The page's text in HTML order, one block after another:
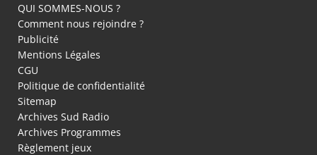
QUI SOMMES-NOUS ?
Comment nous rejoindre ?
Publicité
Mentions Légales
CGU
Politique de confidentialité
Sitemap
Archives Sud Radio
Archives Programmes
Règlement jeux